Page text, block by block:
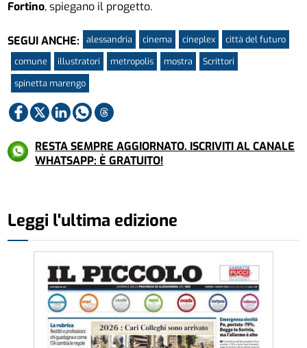
Fortino, spiegano il progetto.
SEGUI ANCHE: alessandria cinema cineplex
città del futuro
comune
illustratori metropolis mostra
Scrittori
spinetta marengo
RESTA SEMPRE AGGIORNATO. ISCRIVITI AL CANALE
WHATSAPP: È GRATUITO!
Leggi l'ultima edizione